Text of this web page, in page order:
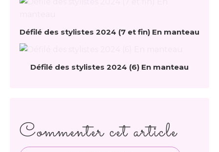
Défilé des stylistes 2024 (7 et fin) En manteau
Défilé des stylistes 2024 (6) En manteau
Commenter cet article